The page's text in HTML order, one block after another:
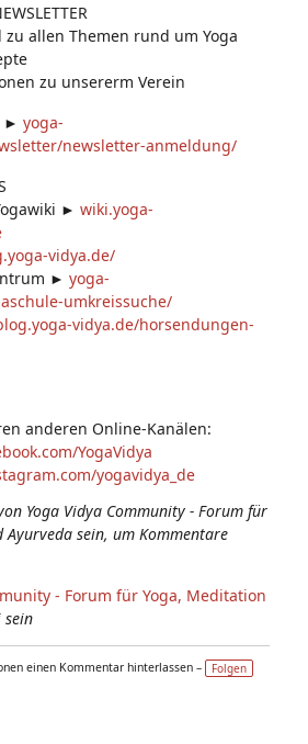
allen Themen rund um Yoga
zu unsererm Verein
► yoga-
newsletter-anmeldung/
► wiki.yoga-
vidya.de/
► yoga-
umkreissuche/
vidya.de/horsendungen-
anderen Online-Kanälen:
YogaVidya
yogavidya_de
Yoga Vidya Community - Forum für
Ayurveda sein, um Kommentare
- Forum für Yoga, Meditation
sein
einen Kommentar hinterlassen – Folgen